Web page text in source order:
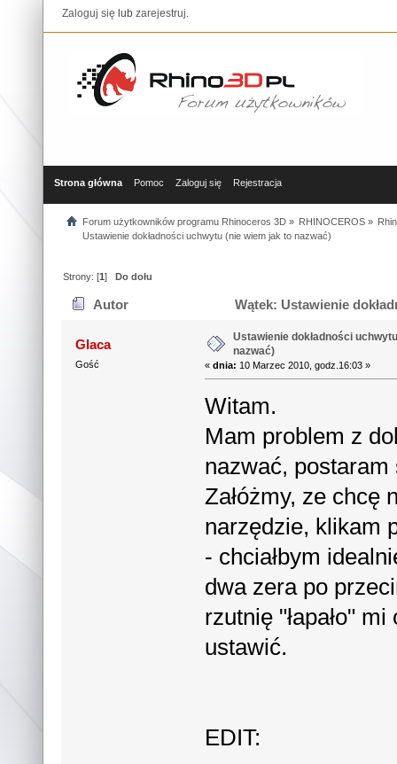
Zaloguj się lub zarejestruj.
Strona główna Pomoc Zaloguj się Rejestracja
Forum użytkowników programu Rhinoceros 3D» RHINOCEROS»
Ustawienie dokładności uchwytu (nie wiem jak to nazwać)
Strony: [1]Do dołu
Autor Wątek: Ustawienie
Glaca
Gość
Ustawienie dokładności
nazwać)
«dnia: 10 Marzec 2010, godz.16:03 »
Witam.
Mam problem z
nazwać, postaram
Załóżmy, ze chcę
narzędzie, klikam
- chciałbym
dwa zera po
rzutnię "łapało"
ustawić.
EDIT: